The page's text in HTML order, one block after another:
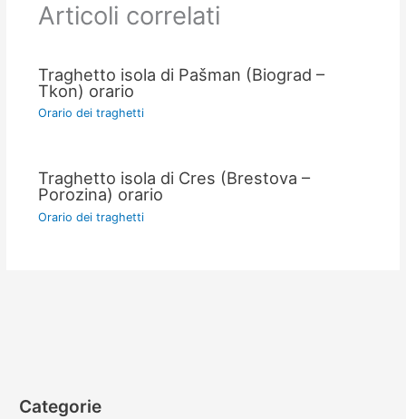
Articoli correlati
Traghetto isola di Pašman (Biograd –
Tkon) orario
Orario dei traghetti
Traghetto isola di Cres (Brestova –
Porozina) orario
Orario dei traghetti
Categorie